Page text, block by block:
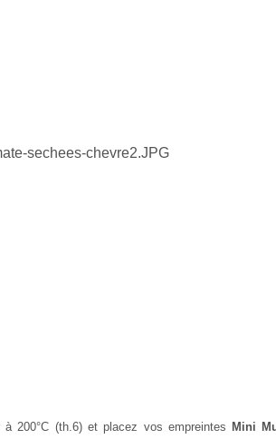
à 200°C (th.6) et placez vos empreintes Mini